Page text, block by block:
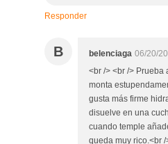
Responder
B belenciaga 06/20/
<br /> <br /> Prueba
monta
gusta más firme
disuelve en una
cuando temple
queda muy rico.<br